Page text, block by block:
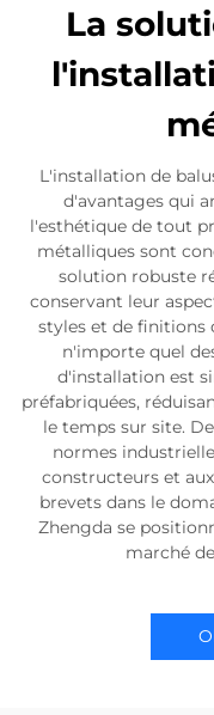
La
L'installation de
d'avantages qui
l'esthétique de tout
métalliques sont
solution robuste
conservant leur
styles et de finitions
n'importe quel
d'installation est
préfabriquées,
le temps sur site.
normes
constructeurs et
brevets dans le
Zhengda se
marché